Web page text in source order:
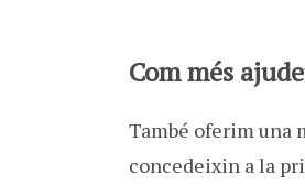
Com més
També oferim una
concedeixin a la